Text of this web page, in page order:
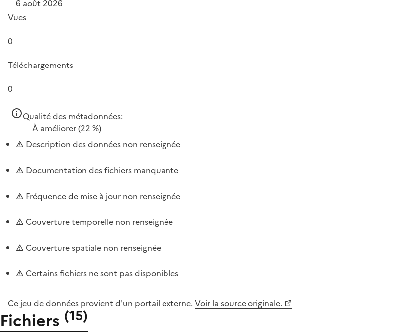
6 août 2026
Vues
0
Téléchargements
0
Qualité des métadonnées:
À améliorer(22 %)
Description des données non renseignée
Documentation des fichiers manquante
Fréquence de mise à jour non renseignée
Couverture temporelle non renseignée
Couverture spatiale non renseignée
Certains fichiers ne sont pas disponibles
Ce jeu de données provient d'un portail externe. Voir la source originale.
Fichiers (15)